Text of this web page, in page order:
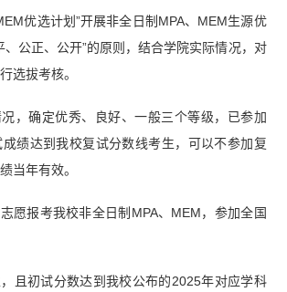
优选计划”开展非全日制MPA、MEM生源优
、公正、公开”的原则，结合学院实际情况，对
选拔考核。
，确定优秀、良好、一般三个等级，已参加
绩达到我校复试分数线考生，可以不参加复
当年有效。
愿报考我校非全日制MPA、MEM，参加全国
且初试分数达到我校公布的2025年对应学科